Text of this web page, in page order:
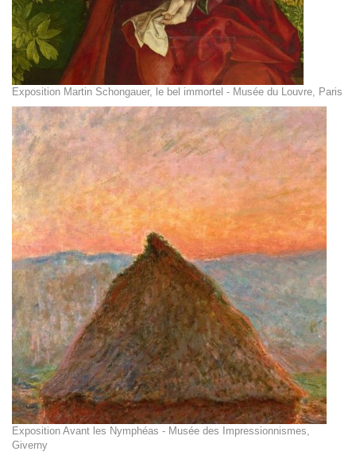
Exposition Martin Schongauer, le bel immortel - Musée du Louvre, Paris
Exposition Avant les Nymphéas - Musée des Impressionnismes,
Giverny